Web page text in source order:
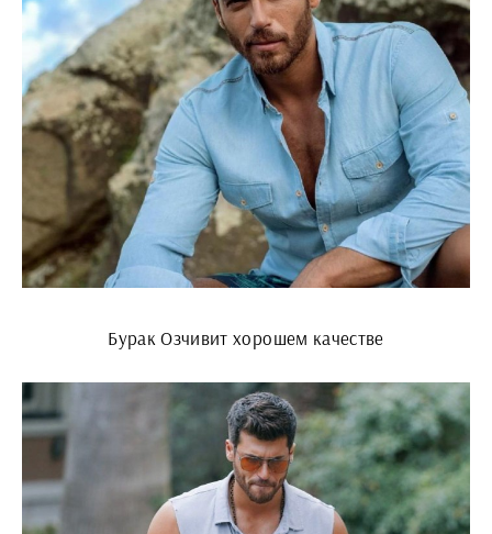
Бурак Озчивит хорошем качестве